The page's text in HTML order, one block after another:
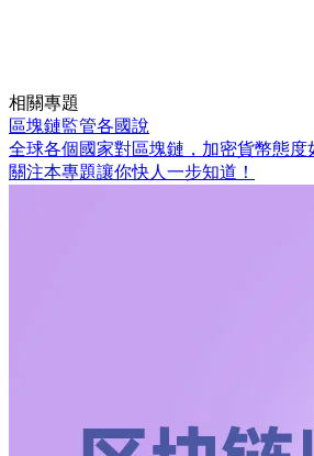
相關專題
區塊鏈監管各國說
全球各個國家對區塊鏈，加密貨幣態度
關注本專題讓你快人一步知道！